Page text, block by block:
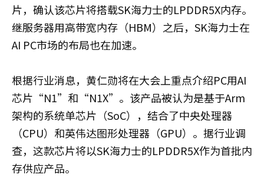
片，确认该芯片将搭载SK海力士的LPDDR5X内存。
继服务器用高带宽内存（HBM）之后，SK海力士在
AI PC市场的布局也在加速。
根据行业消息，黄仁勋将在大会上重点介绍PC用AI
芯片“N1”和“N1X”。该产品被认为是基于Arm
架构的系统单芯片（SoC），结合了中央处理器
（CPU）和英伟达图形处理器（GPU）。据行业调
查，这款芯片将以SK海力士的LPDDR5X作为首批内
存供应产品。